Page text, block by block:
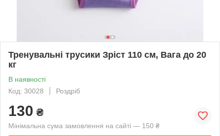
Тренувальні трусики Зріст 110 см, Вага до 20
кг
В наявності
Код: 30028
Роздріб
130 ₴
Мінімальна сума замовлення на сайті — 150 ₴